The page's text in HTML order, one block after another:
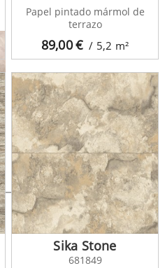
89,00€ / 5,2 m²
Papel pintado mármol de
terrazo
Sika Stone
681849